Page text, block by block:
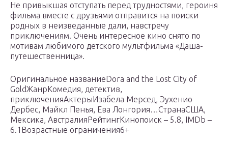
Не привыкшая отступать перед трудностями, героиня
фильма вместе с друзьями отправится на поиски
родных в неизведанные дали, навстречу
приключениям. Очень интересное кино снято по
мотивам любимого детского мультфильма «Даша-
путешественница».
Оригинальное названиеDora and the Lost City of
GoldЖанрКомедия, детектив,
приключенияАктерыИзабела Мерсед, Эухенио
Дербес, Майкл Пенья, Ева Лонгория…СтранаСША,
Мексика, АвстралияРейтингКинопоиск – 5.8, IMDb –
6.1Возрастные ограничения6+